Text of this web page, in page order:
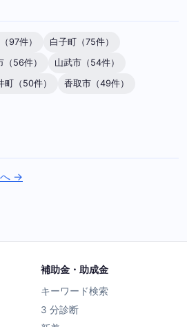
97件）
白子町（75件）
（56件）
山武市（54件）
町（50件）
香取市（49件）
へ →
補助金・助成金
キーワード検索
3 分診断